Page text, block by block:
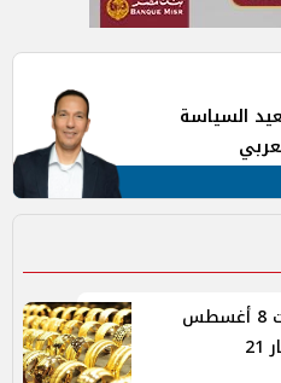
السياسة
أسعار الذهب اليوم السبت 8 أغسطس